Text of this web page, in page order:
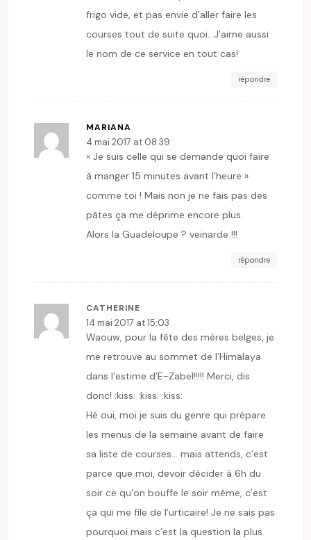
frigo vide, et pas envie d’aller faire les
courses tout de suite quoi…J’aime aussi
le nom de ce service en tout cas!
répondre
MARIANA
4 mai 2017 at 08:39
« Je suis celle qui se demande quoi faire
à manger 15 minutes avant l’heure »
comme toi ! Mais non je ne fais pas des
pâtes ça me déprime encore plus.
Alors la Guadeloupe ? veinarde !!!
répondre
CATHERINE
14 mai 2017 at 15:03
Waouw, pour la fête des mères belges, je
me retrouve au sommet de l’Himalaya
dans l’estime d’E-Zabel!!!!! Merci, dis
donc! :kiss: :kiss: :kiss:
Hé oui, moi je suis du genre qui prépare
les menus de la semaine avant de faire
sa liste de courses… mais attends, c’est
parce que moi, devoir décider à 6h du
soir ce qu’on bouffe le soir même, c’est
ça qui me file de l’urticaire! Je ne sais pas
pourquoi mais c’est la question la plus